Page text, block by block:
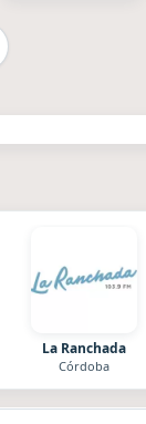
La Ranchada
Córdoba